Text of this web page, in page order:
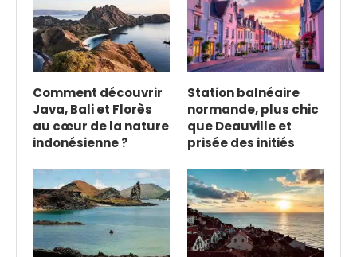
Comment découvrir
Java, Bali et Florès
au cœur de la nature
indonésienne ?
Station balnéaire
normande, plus chic
que Deauville et
prisée des initiés